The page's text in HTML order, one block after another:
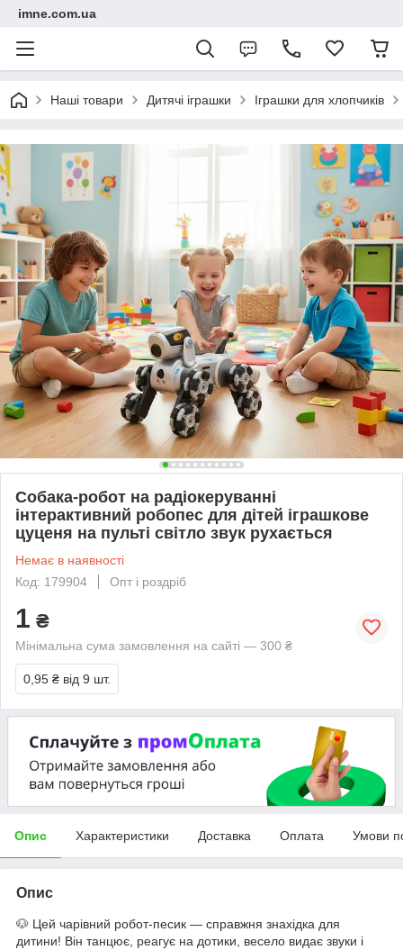
imne.com.ua
Наші товари Дитячі іграшки Іграшки для хлопчиків
Собака-робот на радіокеруванні
інтерактивний робопес для дітей іграшкове
цуценя на пульті світло звук рухається
Немає в наявності
Код: 179904
Опт і роздріб
1 ₴
Мінімальна сума замовлення на сайті — 300 ₴
0,95 ₴ від 9 шт.
Опис Характеристики Доставка Оплата Умови
Опис
🐶 Цей чарівний робот-песик — справжня знахідка для
дитини! Він танцює, реагує на дотики, весело видає звуки і